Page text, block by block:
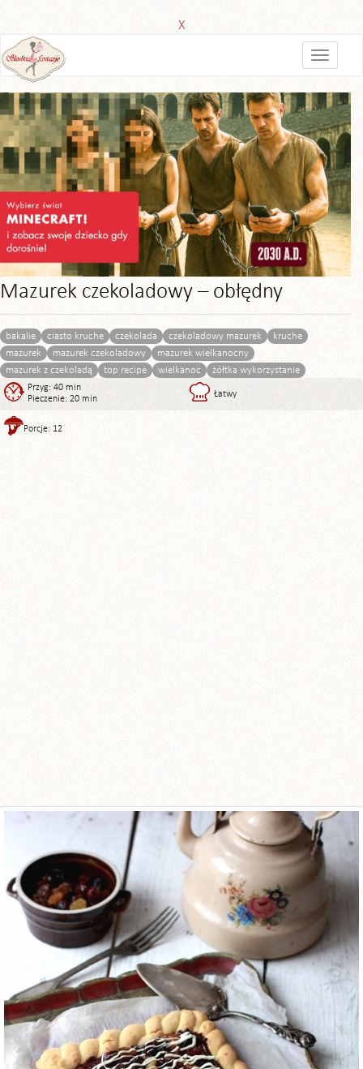
X
Mazurek czekoladowy – obłędny
bakalie ciasto kruche czekolada czekoladowy mazurek
kruche
mazurek
mazurek czekoladowy
mazurek wielkanocny
mazurek z czekoladą
top recipe wielkanoc żółtka wykorzystanie
Przyg: 40 min
Pieczenie: 20 min
Łatwy
Porcje: 12